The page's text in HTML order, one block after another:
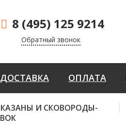
8 (495) 125 9214
Обратный звонок
ДОСТАВКА ОПЛАТА
КАЗАНЫ И СКОВОРОДЫ-
ВОК